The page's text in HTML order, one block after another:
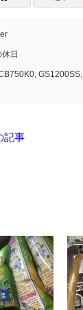
日
, GS1200SS,